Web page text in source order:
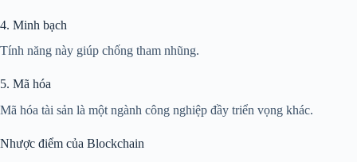
4. Minh bạch
Tính năng này giúp chống tham nhũng.
5. Mã hóa
Mã hóa tài sản là một ngành công nghiệp đầy triển vọng khác.
Nhược điểm của Blockchain